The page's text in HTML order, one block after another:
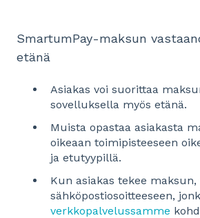
SmartumPay-maksun
etänä
Asiakas voi suorittaa
sovelluksella myös etänä.
Muista opastaa asiakasta
oikeaan toimipisteeseen
ja etutyypillä.
Kun asiakas tekee
sähköpostiosoitteeseen,
verkkopalvelussamme